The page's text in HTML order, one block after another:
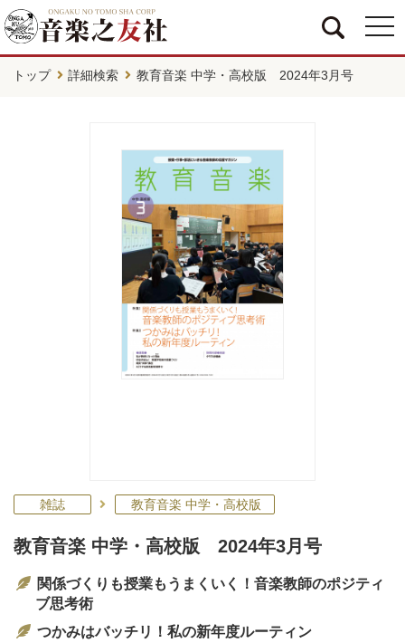
トップ 詳細検索 教育音楽 中学・高校版 2024年3月号
雑誌 教育音楽 中学・高校版
教育音楽 中学・高校版 2024年3月号
関係づくりも授業もうまくいく！音楽教師のポジティ
ブ思考術
つかみはバッチリ！私の新年度ルーティン